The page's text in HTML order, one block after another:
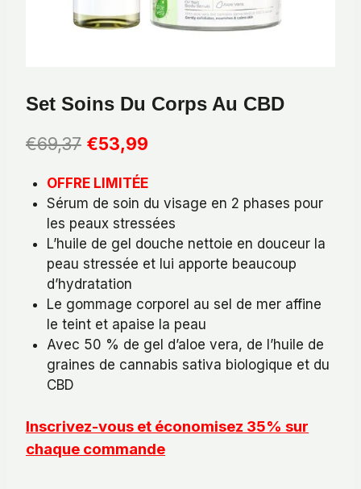
Set Soins Du Corps Au CBD
€69,37 Le
initial
était :
€69,37.
€53,99
actuel
est :
€53,99.
OFFRE LIMITÉE
Sérum de soin du visage en 2 phases pour
les peaux stressées
L’huile de gel douche nettoie en douceur la
peau stressée et lui apporte beaucoup
d’hydratation
Le gommage corporel au sel de mer affine
le teint et apaise la peau
Avec 50 % de gel d’aloe vera, de l’huile de
graines de cannabis sativa biologique et du
CBD
Inscrivez-vous et économisez 35% sur
chaque commande